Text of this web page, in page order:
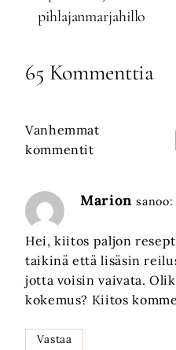
pihlajanmarjahillo
65 Kommenttia
Kommenttien
Vanhemmat
kommentit
Marion sanoo:
Hei, kiitos paljon
taikinä että lisäsin
jotta voisin vaivata.
kokemus? Kiitos
Vastaa